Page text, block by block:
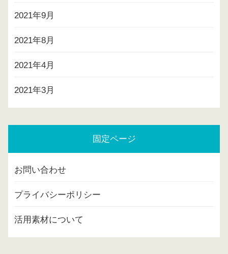
2021年9月
2021年8月
2021年4月
2021年3月
固定ページ
お問い合わせ
プライバシーポリシー
活用素材について